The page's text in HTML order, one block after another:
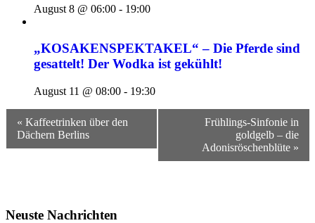
August 8 @ 06:00 - 19:00
„KOSAKENSPEKTAKEL“ – Die Pferde sind
gesattelt! Der Wodka ist gekühlt!
August 11 @ 08:00 - 19:30
Veranstaltungsnavigation
« Kaffeetrinken über den
Dächern Berlins
Frühlings-Sinfonie in
goldgelb – die
Adonisröschenblüte »
Neuste Nachrichten